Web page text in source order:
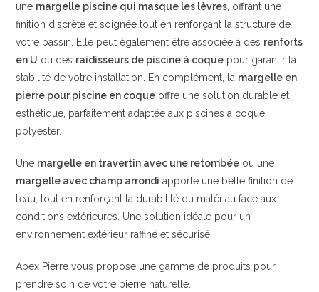
une margelle piscine qui masque les lèvres , offrant une
finition discrète et soignée tout en renforçant la structure de
votre bassin. Elle peut également être associée à des renforts
en U ou des raidisseurs de piscine à coque pour garantir la
stabilité de votre installation. En complément, la margelle en
pierre pour piscine en coque offre une solution durable et
esthétique, parfaitement adaptée aux piscines à coque
polyester.
Une margelle en travertin avec une retombée ou une
margelle avec champ arrondi apporte une belle finition de
l’eau, tout en renforçant la durabilité du matériau face aux
conditions extérieures. Une solution idéale pour un
environnement extérieur raffiné et sécurisé.
Apex Pierre vous propose une gamme de produits pour
prendre soin de votre pierre naturelle.